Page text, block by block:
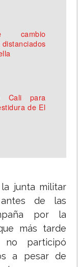
cambio
Cali para
de El
junta militar
de las
por la
más tarde
no participó
a pesar de